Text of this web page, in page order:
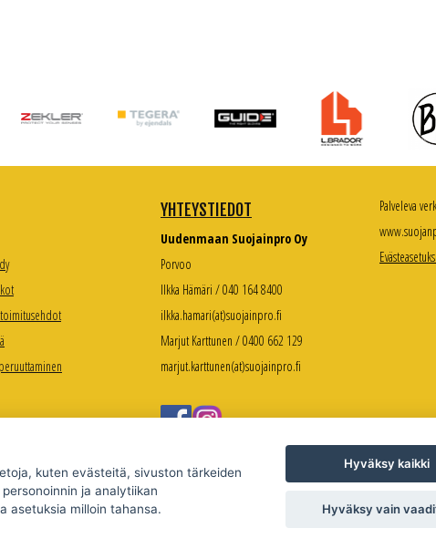
YHTEYSTIEDOT
Uudenmaan Suojainpro Oy
Porvoo
Ilkka Hämäri / 040 164 8400
ilkka.hamari(at)suojainpro.fi
Marjut Karttunen / 0400 662 129
marjut.karttunen(at)suojainpro.fi
Palveleva
kuten evästeitä, sivuston tärkeiden
ja analytiikan
asetuksia milloin tahansa.
Hyväksy kaikki
Hyväksy vain